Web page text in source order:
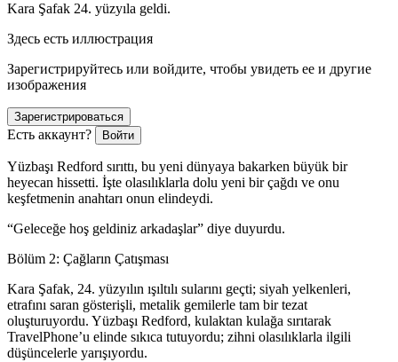
Kara Şafak 24. yüzyıla geldi.
Здесь есть иллюстрация
Зарегистрируйтесь или войдите, чтобы увидеть ее и другие
изображения
Зарегистрироваться
Есть аккаунт? Войти
Yüzbaşı Redford sırıttı, bu yeni dünyaya bakarken büyük bir
heyecan hissetti. İşte olasılıklarla dolu yeni bir çağdı ve onu
keşfetmenin anahtarı onun elindeydi.
“Geleceğe hoş geldiniz arkadaşlar” diye duyurdu.
Bölüm 2: Çağların Çatışması
Kara Şafak, 24. yüzyılın ışıltılı sularını geçti; siyah yelkenleri,
etrafını saran gösterişli, metalik gemilerle tam bir tezat
oluşturuyordu. Yüzbaşı Redford, kulaktan kulağa sırıtarak
TravelPhone’u elinde sıkıca tutuyordu; zihni olasılıklarla ilgili
düşüncelerle yarışıyordu.